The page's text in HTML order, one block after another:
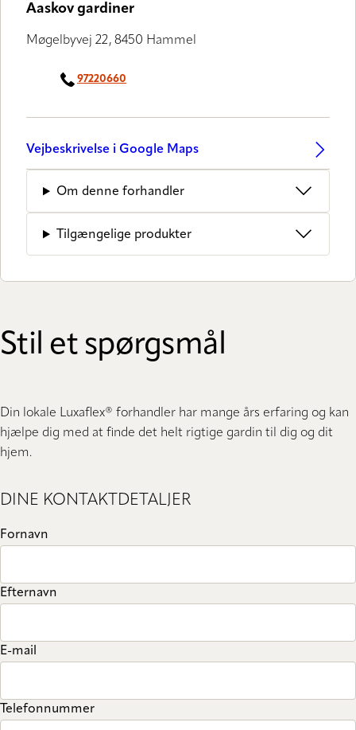
Aaskov gardiner
Møgelbyvej 22, 8450 Hammel
97220660
Vejbeskrivelse i Google Maps
Om denne forhandler
Tilgængelige produkter
Stil et spørgsmål
Din lokale Luxaflex® forhandler har mange års erfaring og kan
hjælpe dig med at finde det helt rigtige gardin til dig og dit
hjem.
DINE KONTAKTDETALJER
Fornavn
Efternavn
E-mail
Telefonnummer